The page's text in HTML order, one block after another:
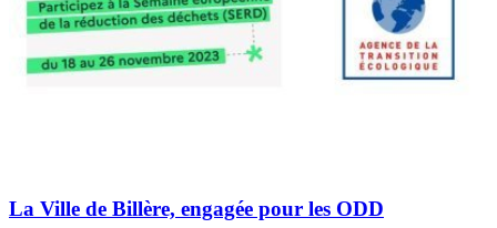
La Ville de Billère, engagée pour les ODD